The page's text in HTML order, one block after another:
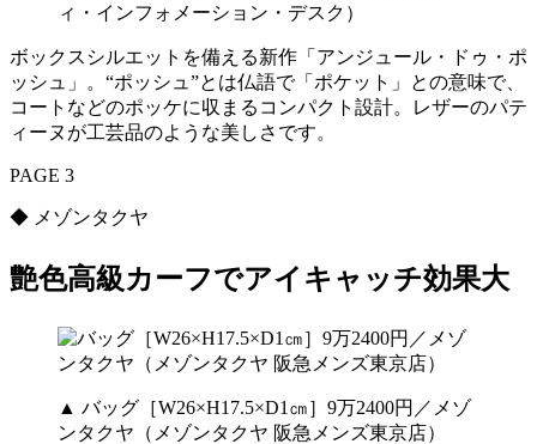
ィ・インフォメーション・デスク）
ボックスシルエットを備える新作「アンジュール・ドゥ・ポ
ッシュ」。“ポッシュ”とは仏語で「ポケット」との意味で、
コートなどのポッケに収まるコンパクト設計。レザーのパテ
ィーヌが工芸品のような美しさです。
PAGE 3
◆ メゾンタクヤ
艶色高級カーフでアイキャッチ効果大
▲ バッグ［W26×H17.5×D1㎝］9万2400円／メゾ
ンタクヤ（メゾンタクヤ 阪急メンズ東京店）